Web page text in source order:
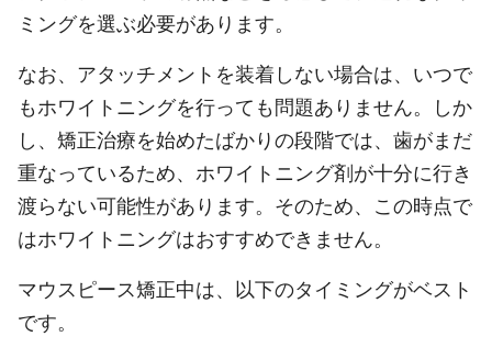
ミングを選ぶ必要があります。
なお、アタッチメントを装着しない場合は、いつで
もホワイトニングを行っても問題ありません。しか
し、矯正治療を始めたばかりの段階では、歯がまだ
重なっているため、ホワイトニング剤が十分に行き
渡らない可能性があります。そのため、この時点で
はホワイトニングはおすすめできません。
マウスピース矯正中は、以下のタイミングがベスト
です。